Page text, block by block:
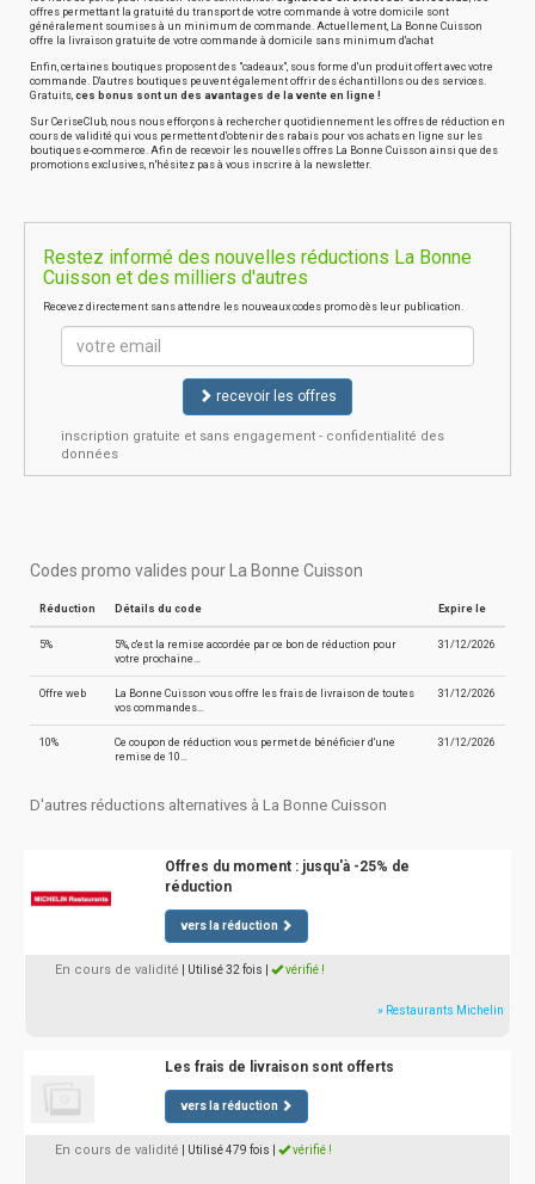
offres permettant la gratuité du transport de votre commande à votre domicile sont
généralement soumises à un minimum de commande. Actuellement, La Bonne Cuisson
offre la livraison gratuite de votre commande à domicile sans minimum d'achat
Enfin, certaines boutiques proposent des "cadeaux", sous forme d'un produit offert avec votre
commande. D'autres boutiques peuvent également offrir des échantillons ou des services.
Gratuits, ces bonus sont un des avantages de la vente en ligne !
Sur CeriseClub, nous nous efforçons à rechercher quotidiennement les offres de réduction en
cours de validité qui vous permettent d'obtenir des rabais pour vos achats en ligne sur les
boutiques e-commerce. Afin de recevoir les nouvelles offres La Bonne Cuisson ainsi que des
promotions exclusives, n'hésitez pas à vous inscrire à la newsletter.
Restez informé des nouvelles réductions La Bonne
Cuisson et des milliers d'autres
Recevez directement sans attendre les nouveaux codes promo dès leur publication.
recevoir les offres
inscription gratuite et sans engagement - confidentialité des
données
Codes promo valides pour La Bonne Cuisson
Réduction Détails du code Expire le
5%
5%, c'est la remise accordée par ce bon de réduction pour
votre prochaine…
31/12/2026
Offre web
La Bonne Cuisson vous offre les frais de livraison de toutes
vos commandes…
31/12/2026
10%
Ce coupon de réduction vous permet de bénéficier d'une
remise de 10…
31/12/2026
D'autres réductions alternatives à La Bonne Cuisson
Offres du moment : jusqu'à -25% de
réduction
vers la réduction
En cours de validité | Utilisé 32 fois vérifié !
» Restaurants Michelin
Les frais de livraison sont offerts
vers la réduction
En cours de validité | Utilisé 479 fois vérifié !